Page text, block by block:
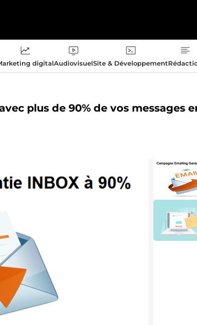
digitalAudiovisuelSite & Développement
plus de 90% de vos messages